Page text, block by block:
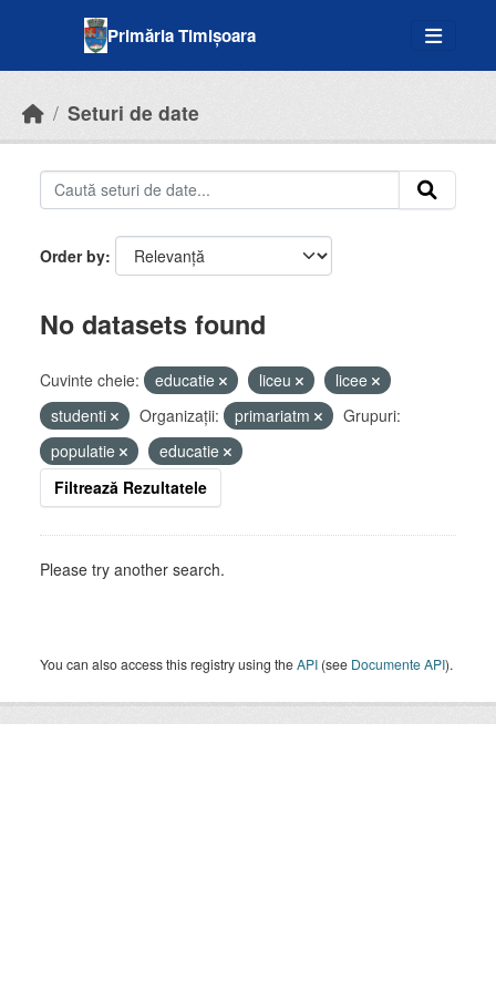
Primăria Timișoara
Seturi de date
Order by
No datasets found
Cuvinte cheie: educatie liceu
licee
studenti
Organizații: primariatm
Grupuri:
populatie
educatie
Filtrează Rezultatele
Please try another search.
You can also access this registry using theAPI (see Documente API).